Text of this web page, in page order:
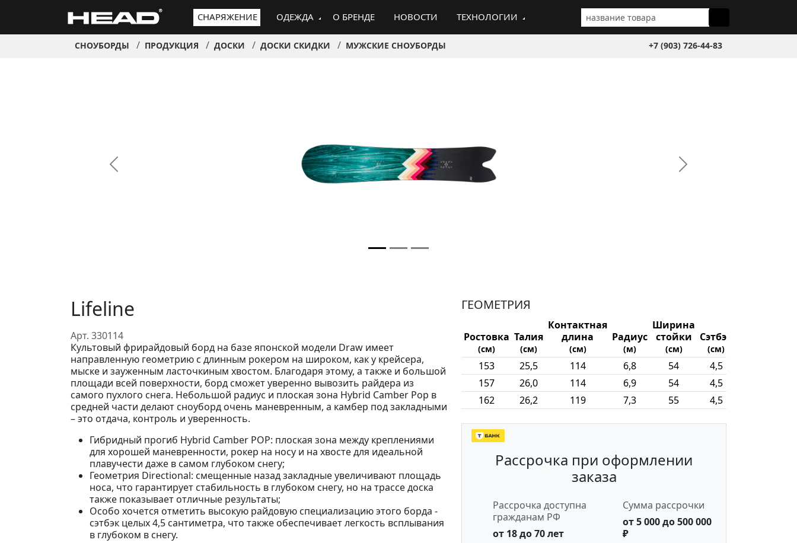
СНАРЯЖЕНИЕ ОДЕЖДА О БРЕНДЕ НОВОСТИ ТЕХНОЛОГИИ
СНОУБОРДЫ ПРОДУКЦИЯ ДОСКИ ДОСКИ СКИДКИ МУЖСКИЕ СНОУБОРДЫ +7 (903) 726-44-83
Lifeline
Арт. 330114
Культовый фрирайдовый борд на базе японской модели Draw имеет
направленную геометрию с длинным рокером на широком, как у крейсера,
мыске и зауженным ласточкиным хвостом. Благодаря этому, а также и большой
площади всей поверхности, борд сможет уверенно вывозить райдера из
самого пухлого снега. Небольшой радиус и плоская зона Hybrid Camber Pop в
средней части делают сноуборд очень маневренным, а камбер под закладными
– это отдача, контроль и уверенность.
Гибридный прогиб Hybrid Camber POP: плоская зона между креплениями
для хорошей маневренности, рокер на носу и на хвосте для идеальной
плавучести даже в самом глубоком снегу;
Геометрия Directional: смещенные назад закладные увеличивают площадь
носа, что гарантирует стабильность в глубоком снегу, но на трассе доска
также показывает отличные результаты;
Особо хочется отметить высокую райдовую специализацию этого борда -
сэтбэк целых 4,5 сантиметра, что также обеспечивает легкость всплывания
в глубоком в снегу.
ГЕОМЕТРИЯ
Ростовка
(см)
Талия
(см)
Контактная
длина
(см)
Радиус
(м)
Ширина
стойки
(см)
Сэтбэк
(см)
153 25,5 114 6,8 54 4,5
157
26,0 114 6,9 54 4,5
162
26,2 119 7,3 55 4,5
Рассрочка при оформлении
заказа
Рассрочка доступна
гражданам РФ
от 18 до 70 лет
Сумма рассрочки
от 5 000 до 500 000
₽